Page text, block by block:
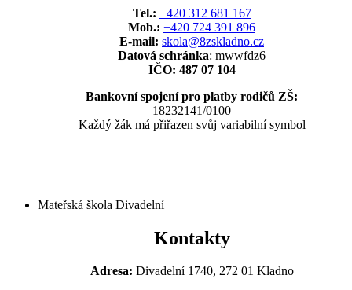
Tel.: +420 312 681 167
Mob.: +420 724 391 896
E-mail: skola@8zskladno.cz
Datová schránka: mwwfdz6
IČO: 487 07 104
Bankovní spojení pro platby rodičů ZŠ:
18232141/0100
Každý žák má přiřazen svůj variabilní symbol
Mateřská škola Divadelní
Kontakty
Adresa: Divadelní 1740, 272 01 Kladno